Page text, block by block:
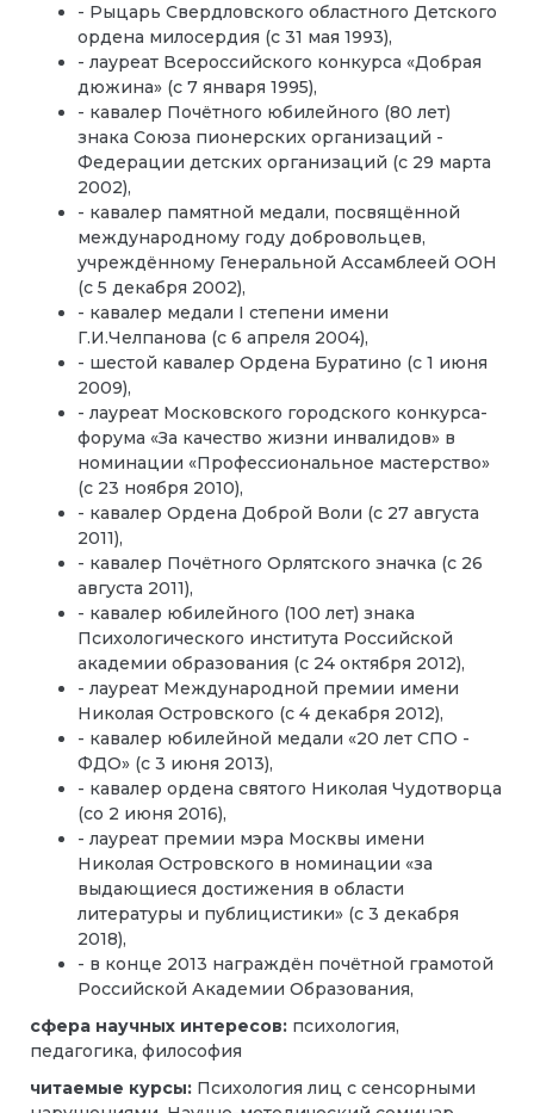
- Рыцарь Свердловского областного Детского
ордена милосердия (с 31 мая 1993),
- лауреат Всероссийского конкурса «Добрая
дюжина» (с 7 января 1995),
- кавалер Почётного юбилейного (80 лет)
знака Союза пионерских организаций -
Федерации детских организаций (с 29 марта
2002),
- кавалер памятной медали, посвящённой
международному году добровольцев,
учреждённому Генеральной Ассамблеей ООН
(с 5 декабря 2002),
- кавалер медали I степени имени
Г.И.Челпанова (с 6 апреля 2004),
- шестой кавалер Ордена Буратино (с 1 июня
2009),
- лауреат Московского городского конкурса-
форума «За качество жизни инвалидов» в
номинации «Профессиональное мастерство»
(с 23 ноября 2010),
- кавалер Ордена Доброй Воли (с 27 августа
2011),
- кавалер Почётного Орлятского значка (с 26
августа 2011),
- кавалер юбилейного (100 лет) знака
Психологического института Российской
академии образования (с 24 октября 2012),
- лауреат Международной премии имени
Николая Островского (с 4 декабря 2012),
- кавалер юбилейной медали «20 лет СПО -
ФДО» (с 3 июня 2013),
- кавалер ордена святого Николая Чудотворца
(со 2 июня 2016),
- лауреат премии мэра Москвы имени
Николая Островского в номинации «за
выдающиеся достижения в области
литературы и публицистики» (с 3 декабря
2018),
- в конце 2013 награждён почётной грамотой
Российской Академии Образования,
сфера научных интересов: психология,
педагогика, философия
читаемые курсы: Психология лиц с сенсорными